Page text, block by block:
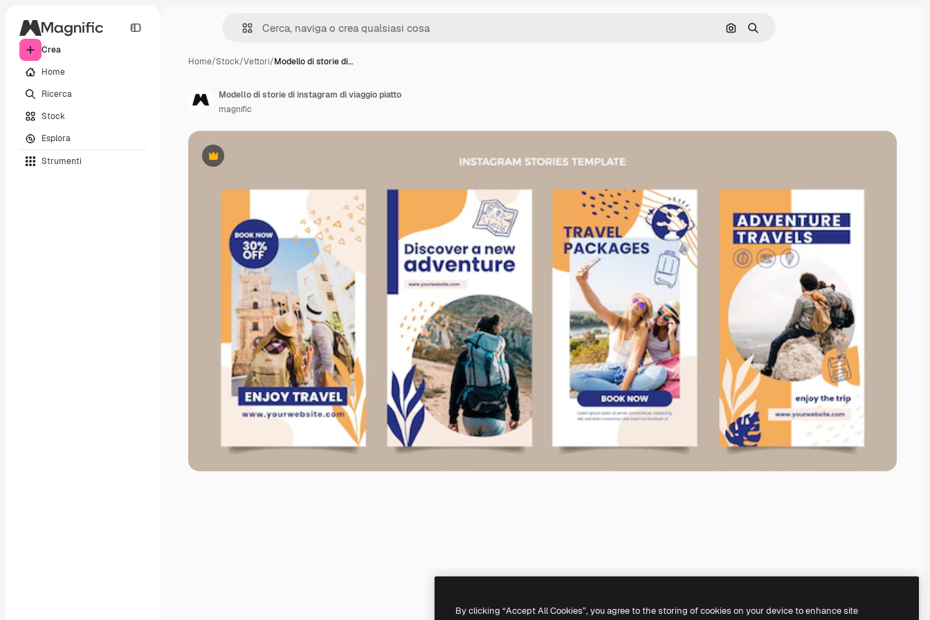
Crea
Home
Ricerca
Stock
Esplora
Strumenti
Cerca per immagine
Ricerca
Home/Stock/Vettori/Modello di storie di…
Premium
Modello di storie di instagram di viaggio piatto
magnific
By clicking “Accept All Cookies”, you agree to the storing of cookies on your device to enhance site